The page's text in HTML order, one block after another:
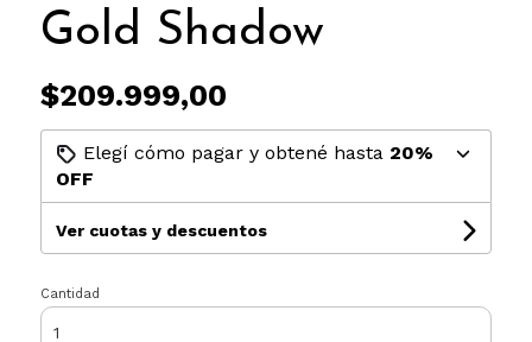
Gold Shadow
$209.999,00
Elegí cómo pagar y obtené hasta 20%
OFF
Ver cuotas y descuentos
Cantidad